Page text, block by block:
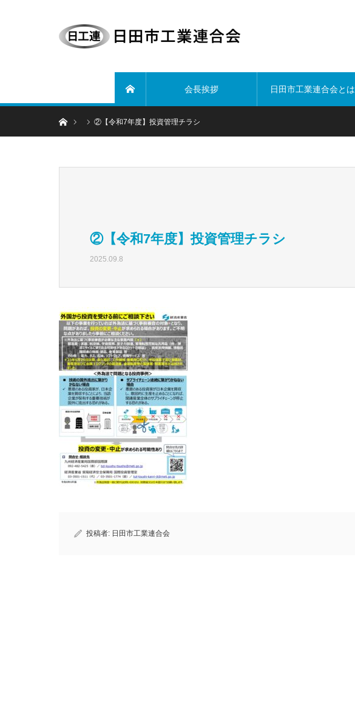
会長挨拶 日田市工業連合会とは
ホーム ②【令和7年度】投資管理チラシ
②【令和7年度】投資管理チラシ
2025.09.8
投稿者: 日田市工業連合会